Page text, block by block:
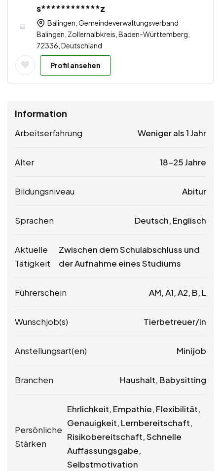
s************z
Balingen, Gemeindeverwaltungsverband
Balingen, Zollernalbkreis, Baden-Württemberg,
72336, Deutschland
Profil ansehen
Information
Arbeitserfahrung Weniger als 1 Jahr
Alter 18-25 Jahre
Bildungsniveau Abitur
Sprachen Deutsch, Englisch
Aktuelle
Tätigkeit
Zwischen dem Schulabschluss und
der Aufnahme eines Studiums
Führerschein AM, A1, A2, B, L
Wunschjob(s) Tierbetreuer/in
Anstellungsart(en) Minijob
Branchen Haushalt, Babysitting
Persönliche
Stärken
Ehrlichkeit, Empathie, Flexibilität,
Genauigkeit, Lernbereitschaft,
Risikobereitschaft, Schnelle
Auffassungsgabe,
Selbstmotivation